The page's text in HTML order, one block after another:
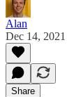
Alan
Dec 14, 2021
Share